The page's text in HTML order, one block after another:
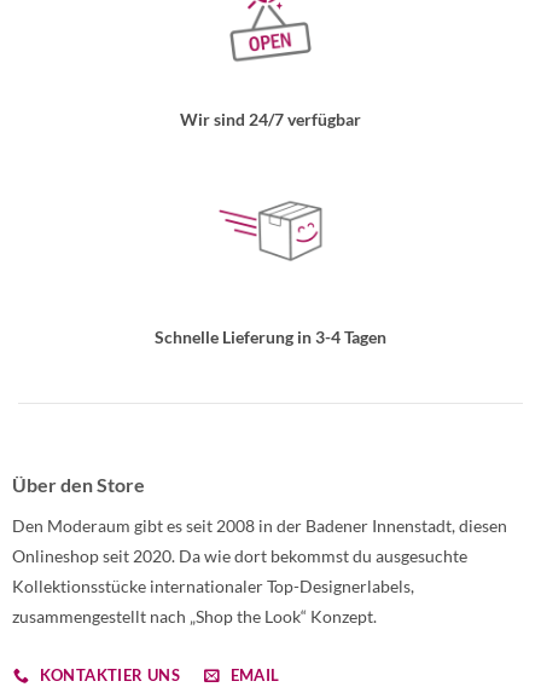
Wir sind 24/7 verfügbar
Schnelle Lieferung in 3-4 Tagen
Über den Store
Den Moderaum gibt es seit 2008 in der Badener Innenstadt, diesen
Onlineshop seit 2020. Da wie dort bekommst du ausgesuchte
Kollektionsstücke internationaler Top-Designerlabels,
zusammengestellt nach „Shop the Look“ Konzept.
KONTAKTIER UNS EMAIL